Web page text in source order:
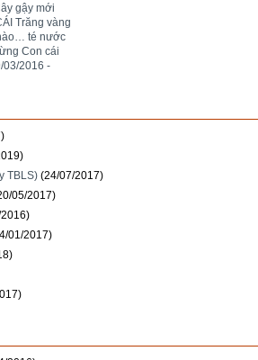
gậy mới
Trăng vàng
té nước
Con cái
03/2016 -
TBLS) (24/07/2017)
05/2017)
01/2017)